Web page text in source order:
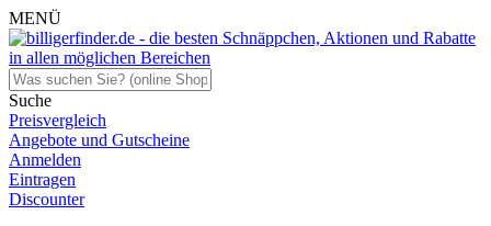
MENÜ
Suche
Preisvergleich
Angebote und Gutscheine
Anmelden
Eintragen
Discounter